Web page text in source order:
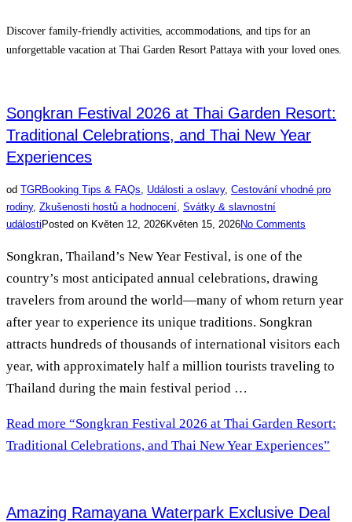
Discover family-friendly activities, accommodations, and tips for an
unforgettable vacation at Thai Garden Resort Pattaya with your loved ones.
Songkran Festival 2026 at Thai Garden Resort:
Traditional Celebrations, and Thai New Year
Experiences
od TGRBooking Tips & FAQs Události a oslavy, Cestování vhodné pro
rodiny, Zkušenosti hostů a hodnocení Svátky & slavnostní
událostiPosted on Květen 12, 2026Květen 15, 2026No Comments
Songkran, Thailand’s New Year Festival, is one of the
country’s most anticipated annual celebrations, drawing
travelers from around the world—many of whom return year
after year to experience its unique traditions. Songkran
attracts hundreds of thousands of international visitors each
year, with approximately half a million tourists traveling to
Thailand during the main festival period …
Read more “Songkran Festival 2026 at Thai Garden Resort:
Traditional Celebrations, and Thai New Year Experiences”
Amazing Ramayana Waterpark Exclusive Deal